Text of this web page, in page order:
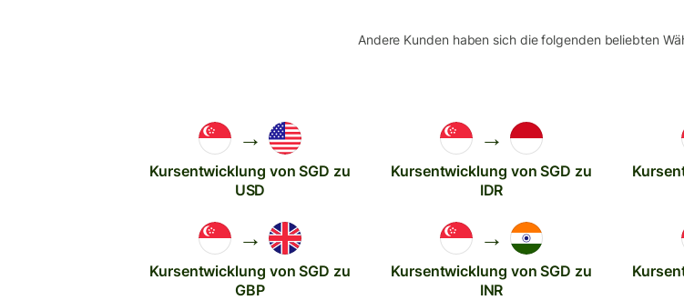
Andere Kunden haben sich die folgenden beliebten
→
Kursentwicklung von SGD zu
USD
→
Kursentwicklung von SGD zu
IDR
→
Kursentwicklung von SGD zu
GBP
→
Kursentwicklung von SGD zu
INR